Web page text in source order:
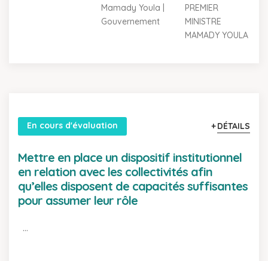
Mamady Youla |
Gouvernement
PREMIER
MINISTRE
MAMADY YOULA
En cours d'évaluation DÉTAILS
Mettre en place un dispositif institutionnel
en relation avec les collectivités afin
qu’elles disposent de capacités suffisantes
pour assumer leur rôle
...